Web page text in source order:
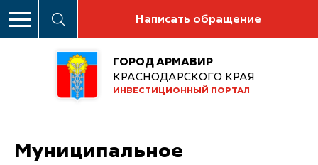
Написать обращение
ГОРОД АРМАВИР
КРАСНОДАРСКОГО КРАЯ
ИНВЕСТИЦИОННЫЙ ПОРТАЛ
Муниципальное